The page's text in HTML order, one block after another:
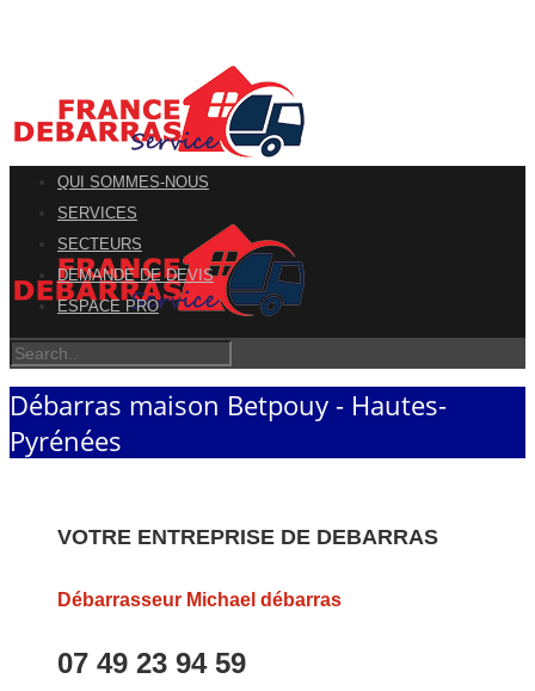
QUI SOMMES-NOUS
SERVICES
SECTEURS
DEMANDE DE DEVIS
ESPACE PRO
Débarras maison Betpouy - Hautes-
Pyrénées
VOTRE ENTREPRISE DE DEBARRAS
Débarrasseur Michael débarras
07 49 23 94 59